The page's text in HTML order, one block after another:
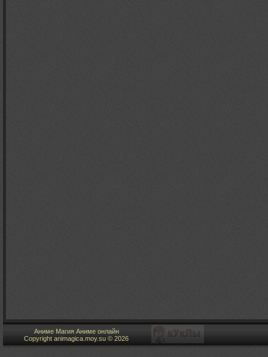
Аниме Магия Аниме онлайн
Copyright animagica.moy.su © 2026